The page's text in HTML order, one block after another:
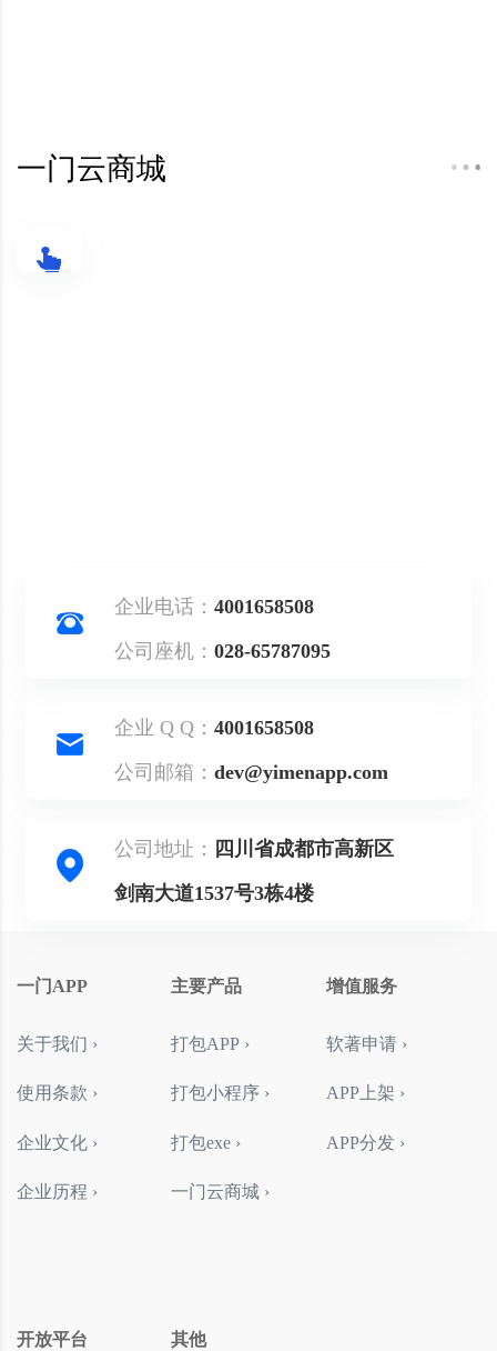
一门云商城
企业电话：4001658508
公司座机：028-65787095
企业 Q Q：4001658508
公司邮箱：dev@yimenapp.com
公司地址： 四川省成都市高新区
剑南大道1537号3栋4楼
一门APP
关于我们 ›
使用条款 ›
企业文化 ›
企业历程 ›
主要产品
打包APP ›
打包小程序 ›
打包exe ›
一门云商城 ›
增值服务
软著申请 ›
APP上架 ›
APP分发 ›
开放平台 其他